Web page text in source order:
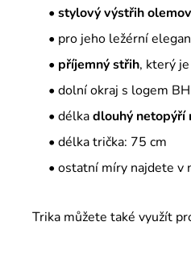
• stylový výstřih
• pro jeho ležérní
• příjemný střih, který
• dolní okraj s logem
• délkadlouhý netopýří
• délka trička: 75 cm
• ostatní míry najdete v
Trika můžete také využít